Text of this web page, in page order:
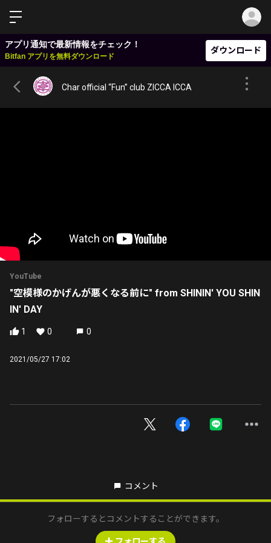
アプリ通知で最新情報をチェック！
Bitfan アプリを無料ダウンロード
ダウンロード
Char official “Fun” club ZICCA ICCA
YouTube
"空模様のかげんが悪くなる前に" from SHININ' YOU SHIN
IN' DAY
1 0 0
2021/05/27 17:02
コメント
フォローするとコメントすることができます。